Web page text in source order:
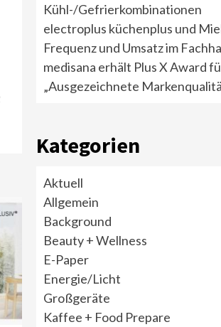
Kühl-/Gefrierkombinationen
electroplus küchenplus und
Frequenz und Umsatz im
medisana erhält Plus X Award
„Ausgezeichnete
Kategorien
Aktuell
Allgemein
Background
Beauty + Wellness
E-Paper
Energie/Licht
Großgeräte
Kaffee + Food Prepare